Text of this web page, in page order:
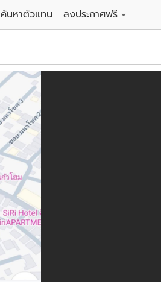
ค้นหาตัวแทน
ลงประกาศฟรี